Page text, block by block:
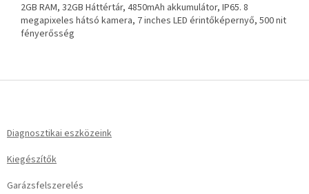
2GB RAM, 32GB Háttértár, 4850mAh akkumulátor, IP65. 8
megapixeles hátsó kamera, 7 inches LED érintőképernyő, 500 nit
fényerősség
Diagnosztikai eszközeink
Kiegészítők
Garázsfelszerelés